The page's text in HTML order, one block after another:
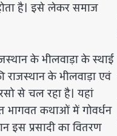
है। इसे लेकर समाज
के भीलवाड़ा के स्थाई
राजस्थान के भीलवाड़ा एवं
से चल रहा है। यहां
भागवत कथाओं में गोवर्धन
इस प्रसादी का वितरण